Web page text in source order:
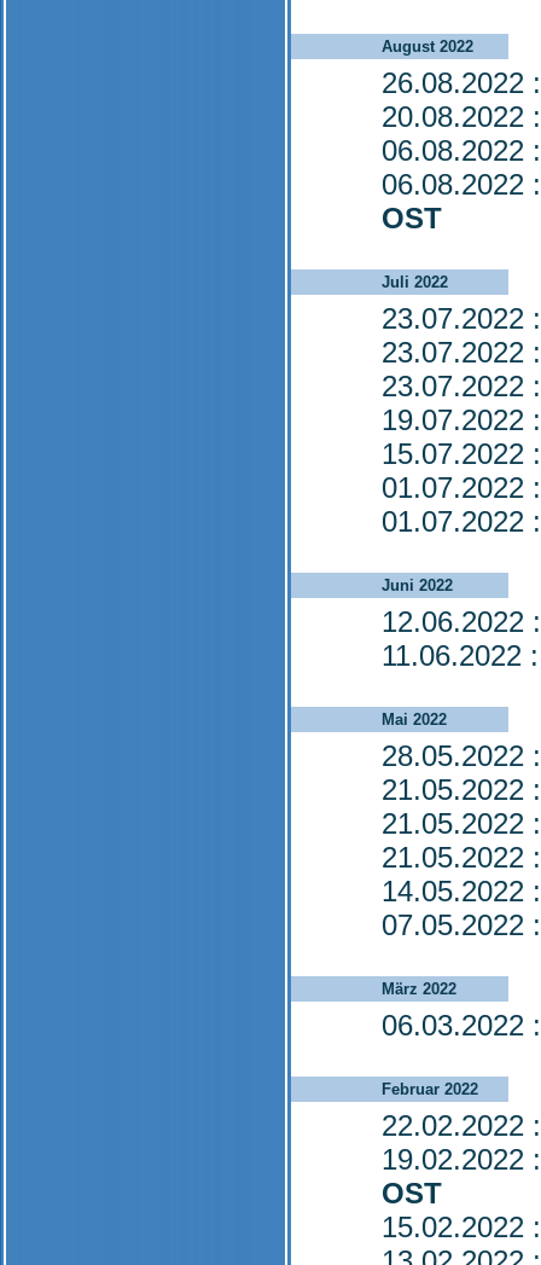
August 2022
26.08.2022
20.08.2022
06.08.2022
06.08.2022
OST
Juli 2022
23.07.2022
23.07.2022
23.07.2022
19.07.2022
15.07.2022
01.07.2022
01.07.2022
Juni 2022
12.06.2022
11.06.2022
Mai 2022
28.05.2022
21.05.2022
21.05.2022
21.05.2022
14.05.2022
07.05.2022
März 2022
06.03.2022
Februar 2022
22.02.2022
19.02.2022
OST
15.02.2022